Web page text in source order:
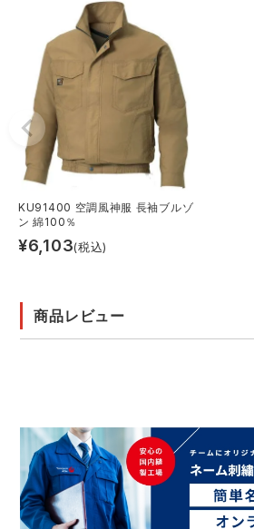
KU91400 空調風神服 長袖ブルゾ
ン 綿100％
¥6,103(税込)
商品レビュー